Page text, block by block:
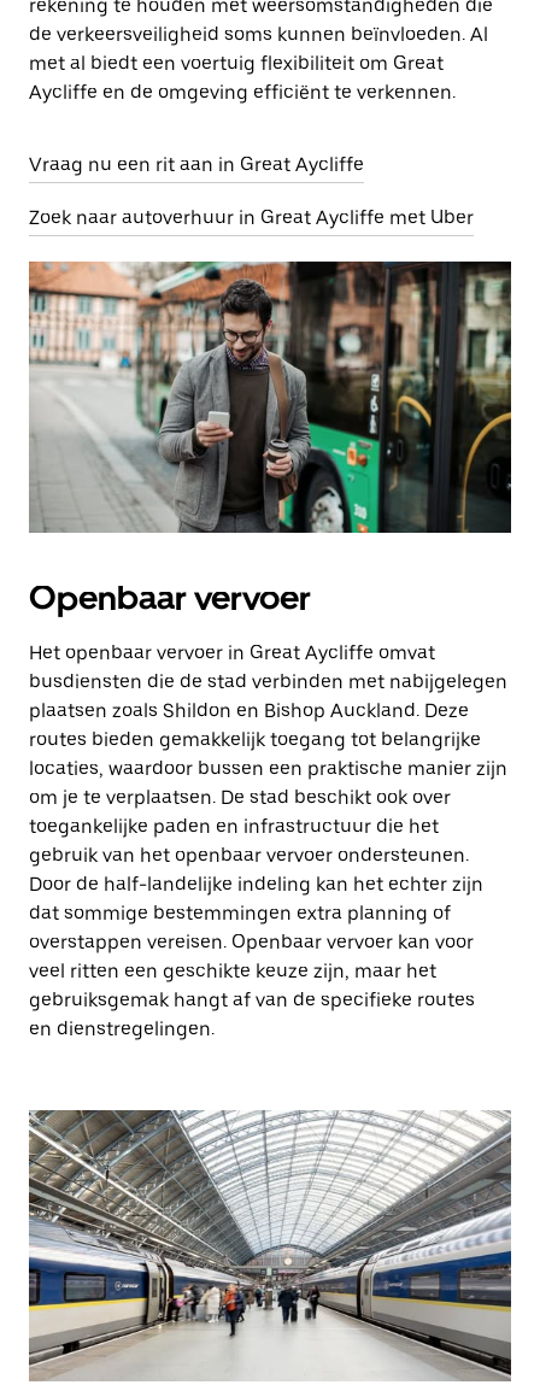
rekening te houden met weersomstandigheden die
de verkeersveiligheid soms kunnen beïnvloeden. Al
met al biedt een voertuig flexibiliteit om Great
Aycliffe en de omgeving efficiënt te verkennen.
Vraag nu een rit aan in Great Aycliffe
Zoek naar autoverhuur in Great Aycliffe met Uber
Openbaar vervoer
Het openbaar vervoer in Great Aycliffe omvat
busdiensten die de stad verbinden met nabijgelegen
plaatsen zoals Shildon en Bishop Auckland. Deze
routes bieden gemakkelijk toegang tot belangrijke
locaties, waardoor bussen een praktische manier zijn
om je te verplaatsen. De stad beschikt ook over
toegankelijke paden en infrastructuur die het
gebruik van het openbaar vervoer ondersteunen.
Door de half-landelijke indeling kan het echter zijn
dat sommige bestemmingen extra planning of
overstappen vereisen. Openbaar vervoer kan voor
veel ritten een geschikte keuze zijn, maar het
gebruiksgemak hangt af van de specifieke routes
en dienstregelingen.